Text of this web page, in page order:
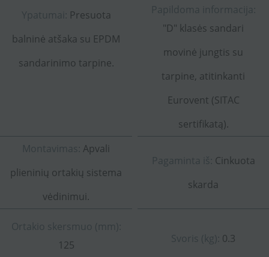
Ypatumai:
Presuota
balninė atšaka su EPDM
sandarinimo tarpine.
Papildoma informacija:
"D" klasės sandari
movinė jungtis su
tarpine, atitinkanti
Eurovent (SITAC
sertifikatą).
Montavimas: Apvali
plieninių ortakių sistema
vėdinimui.
Pagaminta iš: Cinkuota
skarda
Ortakio skersmuo (mm):
125
Svoris (kg): 0.3